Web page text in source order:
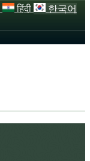
हिंदी
한국어